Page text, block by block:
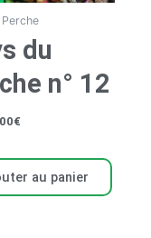
Perche
du
n° 12
€
au panier